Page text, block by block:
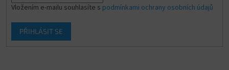
Vložením e-mailu souhlasíte s podmínkami ochrany osobních údajů
PŘIHLÁSIT SE